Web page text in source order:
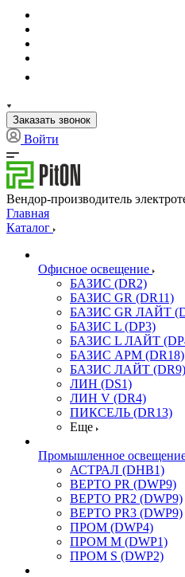
Заказать звонок
Войти
Вендор-производитель
Главная
Каталог
Офисное освещение
БАЗИС (DR2)
БАЗИС GR (DR11)
БАЗИС GR ЛАЙТ
БАЗИС L (DP3)
БАЗИС L ЛАЙТ
БАЗИС АРМ (DR18)
БАЗИС ЛАЙТ (DR9)
ЛИН (DS1)
ЛИН V (DR4)
ПИКСЕЛЬ (DR13)
Еще
Промышленное
АСТРАЛ (DHB1)
ВЕРТО PR (DWP9)
ВЕРТО PR2 (DWP9)
ВЕРТО PR3 (DWP9)
ПРОМ (DWP4)
ПРОМ M (DWP1)
ПРОМ S (DWP2)